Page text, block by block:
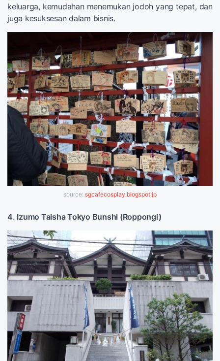
keluarga, kemudahan menemukan jodoh yang tepat, dan
juga kesuksesan dalam bisnis.
source: sgcafecosplay.blogspot.jp
4. Izumo Taisha Tokyo Bunshi (Roppongi)